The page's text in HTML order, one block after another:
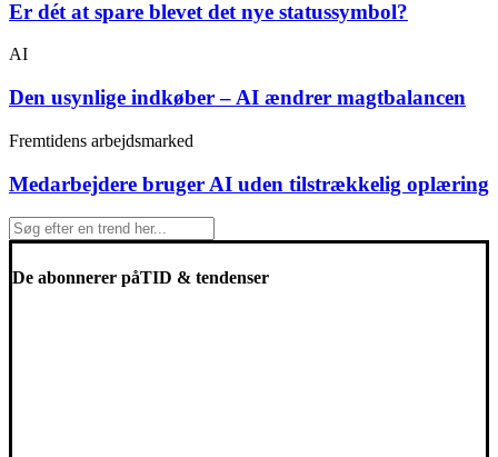
Er dét at spare blevet det nye statussymbol?
AI
Den usynlige indkøber – AI ændrer magtbalancen
Fremtidens arbejdsmarked
Medarbejdere bruger AI uden tilstrækkelig oplæring
De abonnerer påTID & tendenser